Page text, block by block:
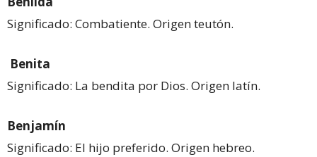
Significado: Combatiente. Origen teutón.
Benita
Significado: La bendita por Dios. Origen latín.
Benjamín
Significado: El hijo preferido. Origen hebreo.